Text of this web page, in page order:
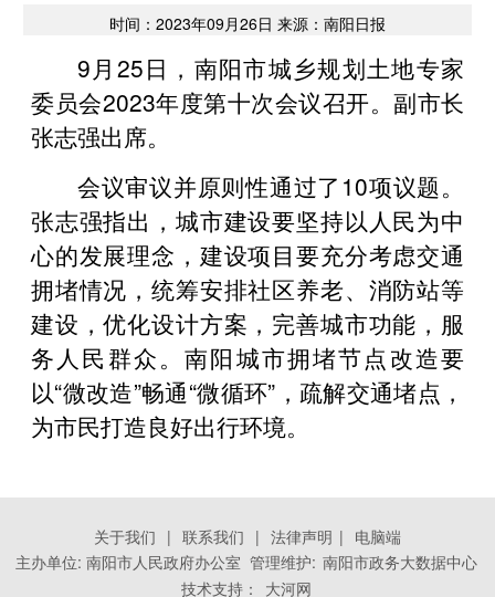
时间：2023年09月26日 来源：南阳日报
9月25日，南阳市城乡规划土地专家
委员会2023年度第十次会议召开。副市长
张志强出席。
会议审议并原则性通过了10项议题。
张志强指出，城市建设要坚持以人民为中
心的发展理念，建设项目要充分考虑交通
拥堵情况，统筹安排社区养老、消防站等
建设，优化设计方案，完善城市功能，服
务人民群众。南阳城市拥堵节点改造要
以“微改造”畅通“微循环”，疏解交通堵点，
为市民打造良好出行环境。
关于我们 | 联系我们 | 法律声明 | 电脑端
主办单位: 南阳市人民政府办公室 管理维护: 南阳市政务大数据中心
技术支持：
大河网